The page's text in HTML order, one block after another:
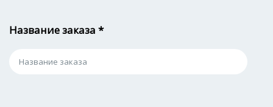
Название заказа *